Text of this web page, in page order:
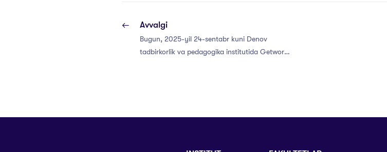
Avvalgi
Bugun, 2025-yil 24-sentabr kuni Denov
tadbirkorlik va pedagogika institutida Getwork